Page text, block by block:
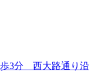
3分 西大路通り沿